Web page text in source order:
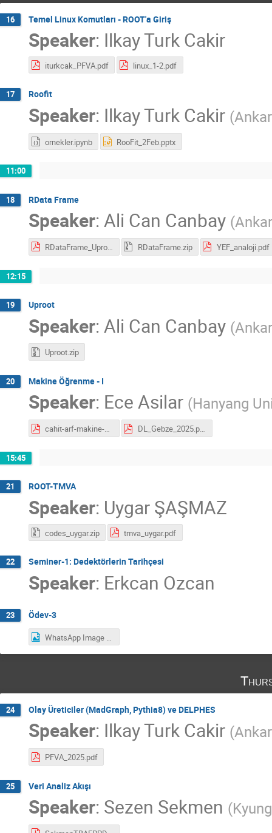
16 Temel Linux Komutları - ROOT'a Giriş
Speaker: Ilkay Turk Cakir
iturkcak_PFVA.pdf linux_1-2.pdf
17 Roofit
Speaker: Ilkay Turk Cakir (
ornekler.ipynb RooFit_2Feb.pptx
11:00
18 RData Frame
Speaker:Ali Can Canbay (
RDataFrame_Uproot.pdf RDataFrame.zip YEF_analoji.pdf
12:15
19 Uproot
Speaker:Ali Can Canbay (
Uproot.zip
20 Makine Öğrenme - I
Speaker: Ece Asilar (Hanyang
cahit-arf-makine-dusunebilir-mi-orjinal.pdf DL_Gebze_2025.pdf
15:45
21 ROOT-TMVA
Speaker: Uygar ŞAŞMAZ
codes_uygar.zip tmva_uygar.pdf
22 Seminer-1: Dedektörlerin Tarihçesi
Speaker: Erkcan Ozcan
23 Ödev-3
WhatsApp Image 2025-02-13 at 16.46.56.jpeg
24 Olay Üreticiler (MadGraph, Pythia8) ve DELPHES
Speaker: Ilkay Turk Cakir (
PFVA_2025.pdf
25 Veri Analiz Akışı
Speaker: Sezen Sekmen (